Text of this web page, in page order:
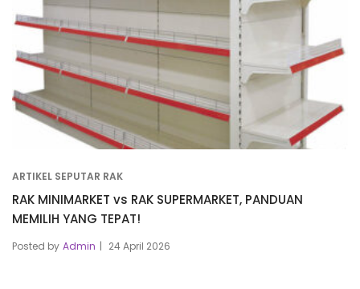
ARTIKEL SEPUTAR RAK
RAK MINIMARKET vs RAK SUPERMARKET, PANDUAN
MEMILIH YANG TEPAT!
Posted by Admin 24 April 2026